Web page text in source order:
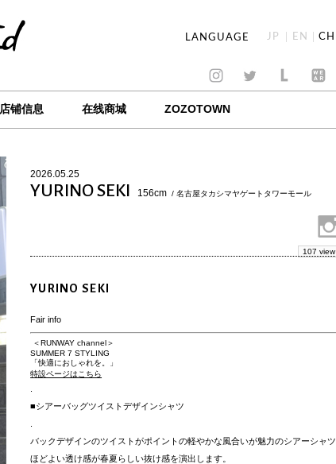
LANGUAGE JP EN CH
店铺信息 在线商城 ZOZOTOWN
2026.05.25
YURINO SEKI 156cm / 名古屋タカシマヤゲートタワーモール
107 view
YURINO SEKI
Fair info
＜RUNWAY channel＞
SUMMER 7 STYLING
「快適におしゃれを。」
特設ページはこちら
■シアーバッグツイストデザインシャツ
バックデザインのツイストがポイントの軽やかな風合いが魅力のシアーシャツ
ほどよい透け感が春夏らしい抜け感を演出します。